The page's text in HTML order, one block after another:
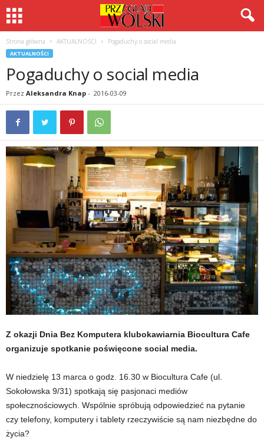
Strona główna AKTUALNOŚCI Pogaduchy o social media
AKTUALNOŚCI
Pogaduchy o social media
Przez Aleksandra Knap - 2016-03-09
Z okazji Dnia Bez Komputera klubokawiarnia Biocultura Cafe
organizuje spotkanie poświęcone social media.
W niedzielę 13 marca o godz. 16.30 w Biocultura Cafe (ul.
Sokołowska 9/31) spotkają się pasjonaci mediów
społecznościowych. Wspólnie spróbują odpowiedzieć na pytanie
czy telefony, komputery i tablety rzeczywiście są nam niezbędne do
życia?